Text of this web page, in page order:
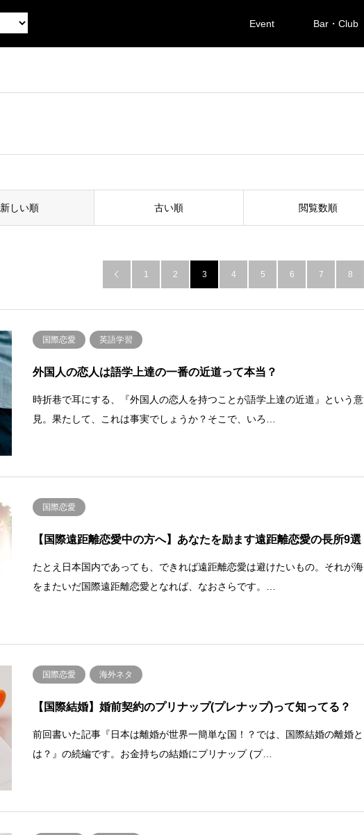
Event Bar・Club
新しい順 古い順 閲覧数順
 1 2 3 4 5 6 7 8
国際恋愛 英語学習
外国人の恋人は語学上達の一番の近道って本当？
時折巷で耳にする、『外国人の恋人を持つことが語学上達の近道』という意
見。果たして、これは事実でしょうか？そこで、いろ…
国際恋愛
【国際遠距離恋愛中の方へ】あなたを励ます遠距離恋愛の長所9選
たとえ日本国内であっても、できれば遠距離恋愛は避けたいもの。それが海
をまたいだ国際遠距離恋愛となれば、なおさらです。…
国際恋愛 海外ネタ
【国際結婚】婚前契約のプリナップ(プレナップ)って知ってる？
前回書いた記事『日本は離婚が世界一簡単な国！？では、国際結婚の離婚と
は？』の続編です。お金持ちの結婚にプリナップ (プ…